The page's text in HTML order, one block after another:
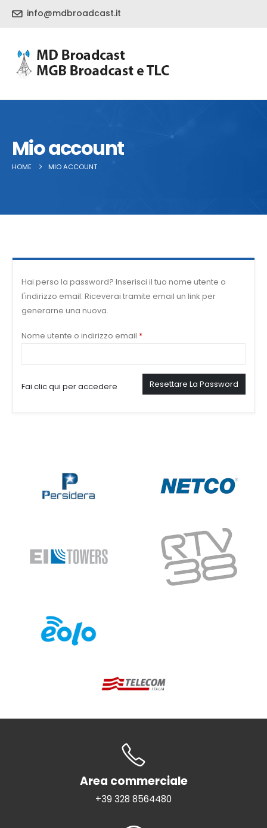
info@mdbroadcast.it
Mio account
HOME MIO ACCOUNT
Hai perso la password? Inserisci il tuo nome utente o
l'indirizzo email. Riceverai tramite email un link per
generarne una nuova.
Nome utente o indirizzo email *Richiesto
Fai clic qui per accedere Resettare La Password
Area commerciale
+39 328 8564480